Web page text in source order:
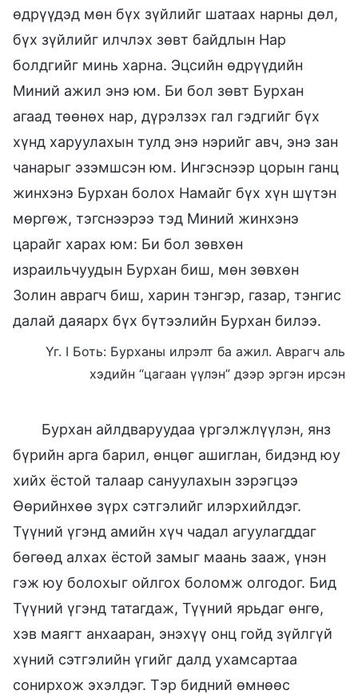
өдрүүдэд мөн бүх зүйлийг шатаах нарны дөл,
бүх зүйлийг илчлэх зөвт байдлын Нар
болдгийг минь харна. Эцсийн өдрүүдийн
Миний ажил энэ юм. Би бол зөвт Бурхан
агаад төөнөх нар, дүрэлзэх гал гэдгийг бүх
хүнд харуулахын тулд энэ нэрийг авч, энэ зан
чанарыг эзэмшсэн юм. Ингэснээр цорын ганц
жинхэнэ Бурхан болох Намайг бүх хүн шүтэн
мөргөж, тэгснээрээ тэд Миний жинхэнэ
царайг харах юм: Би бол зөвхөн
израильчуудын Бурхан биш, мөн зөвхөн
Золин аврагч биш, харин тэнгэр, газар, тэнгис
далай даяарх бүх бүтээлийн Бурхан билээ.
Үг. I Боть: Бурханы илрэлт ба ажил. Аврагч аль
хэдийн “цагаан үүлэн” дээр эргэн ирсэн
Бурхан айлдваруудаа үргэлжлүүлэн, янз
бүрийн арга барил, өнцөг ашиглан, бидэнд юу
хийх ёстой талаар сануулахын зэрэгцээ
Өөрийнхөө зүрх сэтгэлийг илэрхийлдэг.
Түүний үгэнд амийн хүч чадал агуулагддаг
бөгөөд алхах ёстой замыг маань зааж, үнэн
гэж юу болохыг ойлгох боломж олгодог. Бид
Түүний үгэнд татагдаж, Түүний ярьдаг өнгө,
хэв маягт анхааран, энэхүү онц гойд зүйлгүй
хүний сэтгэлийн үгийг далд ухамсартаа
сонирхож эхэлдэг. Тэр бидний өмнөөс